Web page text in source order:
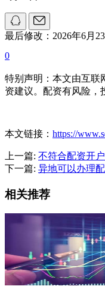
最后修改：2026年6月23
0
特别声明：本文由互联
资建议。配资有风险，
本文链接： https://
上一篇: 不符合配资开
下一篇: 异地可以办理
相关推荐